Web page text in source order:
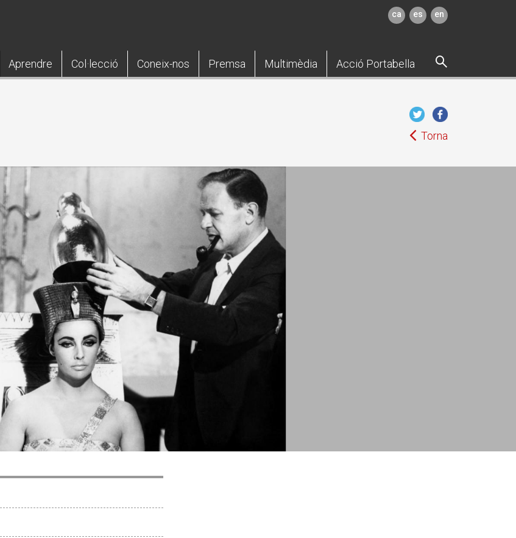
ca es en
Aprendre Col·lecció Coneix-nos Premsa Multimèdia Acció Portabella
Torna